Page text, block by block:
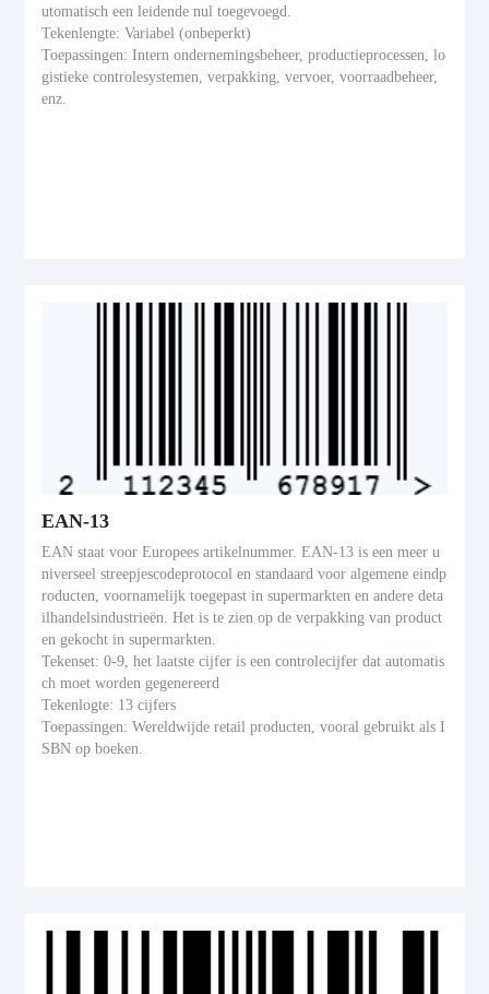
utomatisch een leidende nul toegevoegd.
Tekenlengte: Variabel (onbeperkt)
Toepassingen: Intern ondernemingsbeheer, productieprocessen, lo
gistieke controlesystemen, verpakking, vervoer, voorraadbeheer,
enz.
EAN-13
EAN staat voor Europees artikelnummer. EAN-13 is een meer u
niverseel streepjescodeprotocol en standaard voor algemene eindp
roducten, voornamelijk toegepast in supermarkten en andere deta
ilhandelsindustrieën. Het is te zien op de verpakking van product
en gekocht in supermarkten.
Tekenset: 0-9, het laatste cijfer is een controlecijfer dat automatis
ch moet worden gegenereerd
Tekenlogte: 13 cijfers
Toepassingen: Wereldwijde retail producten, vooral gebruikt als I
SBN op boeken.